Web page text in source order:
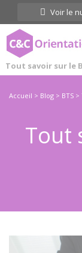
Voir le
Tout savoir sur le
Accueil > Blog > BTS >
Tout
Cookies